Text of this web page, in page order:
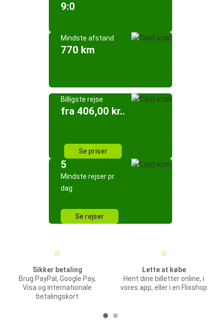
9:0
Mindste afstand
770 km
Billigste rejse
fra 406,00 kr..
Se priser
5
Mindste rejser pr.
dag
Se rejser
Sikker betaling
Brug PayPal, Google Pay,
Visa og internationale
betalingskort
Lette at købe
Hent dine billetter online, i
vores app, eller i en Flixshop